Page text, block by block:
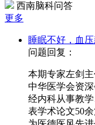
西南脑科问答
更多
睡眠不好，血
问题回复：
本期专家左剑
中华医学会资
经内科从事教
表学术论文50